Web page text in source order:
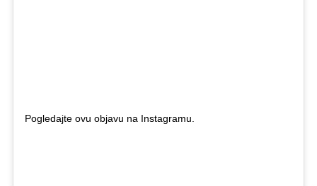
Pogledajte ovu objavu na Instagramu.